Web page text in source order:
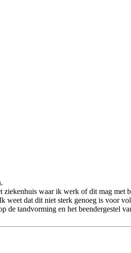
waar ik werk of dit mag met
dat dit niet sterk genoeg is voor
de tandvorming en het beendergestel